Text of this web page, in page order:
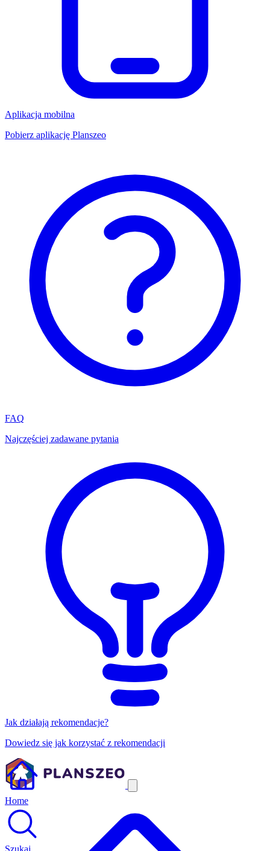
Aplikacja mobilna
Pobierz aplikację Planszeo
FAQ
Najczęściej zadawane pytania
Jak działają rekomendacje?
Dowiedz się jak korzystać z rekomendacji
Home
Szukaj